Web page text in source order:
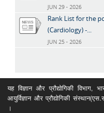
JUN 29 - 2026
Rank List for the
(Cardiology) -...
JUN 25 - 2026
यह विज्ञान और प्रौद्योगिकी
आयुर्विज्ञान और प्रौद्योगिकी
।